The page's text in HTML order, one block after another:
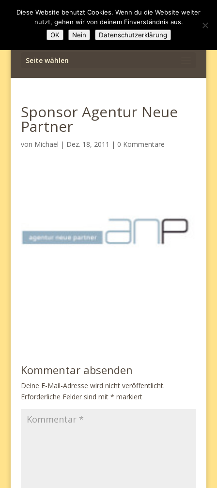
Seite wählen
Sponsor Agentur Neue
Partner
von Michael | Dez. 18, 2011 | 0 Kommentare
Kommentar absenden
Deine E-Mail-Adresse wird nicht veröffentlicht.
Erforderliche Felder sind mit * markiert
Diese Website benutzt Cookies. Wenn du die Website weiter
nutzt, gehen wir von deinem Einverständnis aus.
OK
Nein Datenschutzerklärung